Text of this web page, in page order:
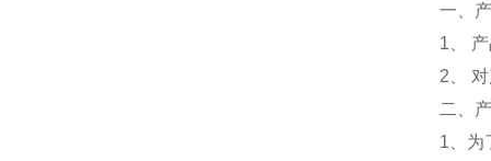
一、
1、
2、
二、
1、为